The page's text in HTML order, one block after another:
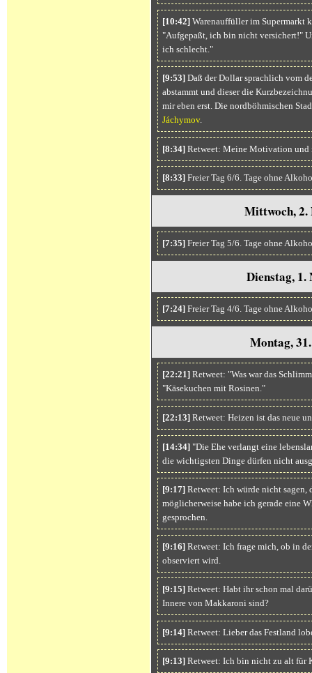
[10:42]Warenauffüller im Supermarkt
"Aufgepaßt, ich bin nicht versichert!"
ich schlecht."
[9:53]Daß der Dollar sprachlich vom
abstammt und dieser die
mir eben erst. Die nordböhmischen
Jáchymov.
[8:34]Retweet: Meine Motivation und
[8:33]Freier Tag 6/6. Tage ohne
Mittwoch, 2.
[7:35]Freier Tag 5/6. Tage ohne
Dienstag, 1.
[7:24]Freier Tag 4/6. Tage ohne
Montag,
[22:21]Retweet: "Was war das
"Käsekuchen mit Rosinen."
[22:13]Retweet: Heizen ist das neue
[14:34]"Die Ehe verlangt eine
die wichtigsten Dinge dürfen nicht
[9:17]Retweet: Ich würde nicht sagen,
möglicherweise habe ich gerade eine
gesprochen.
[9:16]Retweet: Ich frage mich, ob in
observiert wird.
[9:15]Retweet: Habt ihr schon mal
Innere von Makkaroni sind?
[9:14]Retweet: Lieber das Festland
[9:13]Retweet: Ich bin nicht zu alt für